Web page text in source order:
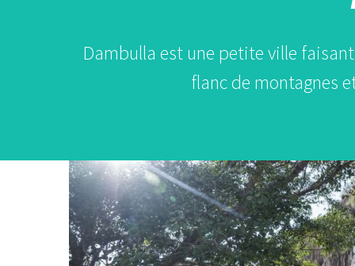
Dambulla est une petite ville
flanc de montagnes
Dambulla
:
découvrir
le